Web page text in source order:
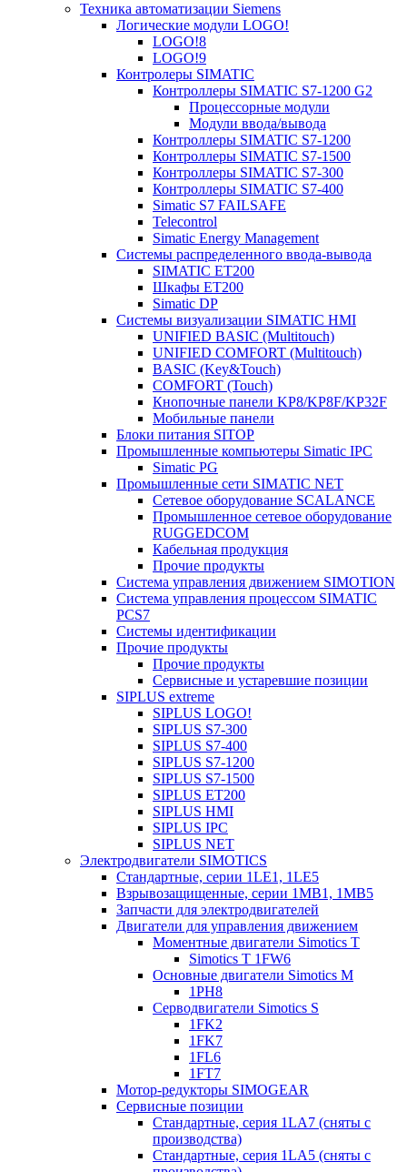
Техника автоматизации Siemens
Логические модули LOGO!
LOGO!8
LOGO!9
Контролеры SIMATIC
Контроллеры SIMATIC S7-1200 G2
Процессорные модули
Модули ввода/вывода
Контроллеры SIMATIC S7-1200
Контроллеры SIMATIC S7-1500
Контроллеры SIMATIC S7-300
Контроллеры SIMATIC S7-400
Simatic S7 FAILSAFE
Telecontrol
Simatic Energy Management
Системы распределенного ввода-вывода
SIMATIC ET200
Шкафы ET200
Simatic DP
Системы визуализации SIMATIC HMI
UNIFIED BASIC (Multitouch)
UNIFIED COMFORT (Multitouch)
BASIC (Key&Touch)
COMFORT (Touch)
Кнопочные панели KP8/KP8F/KP32F
Мобильные панели
Блоки питания SITOP
Промышленные компьютеры Simatic IPC
Simatic PG
Промышленные сети SIMATIC NET
Сетевое оборудование SCALANCE
Промышленное сетевое оборудование
RUGGEDCOM
Кабельная продукция
Прочие продукты
Система управления движением SIMOTION
Система управления процессом SIMATIC
PCS7
Системы идентификации
Прочие продукты
Прочие продукты
Сервисные и устаревшие позиции
SIPLUS extreme
SIPLUS LOGO!
SIPLUS S7-300
SIPLUS S7-400
SIPLUS S7-1200
SIPLUS S7-1500
SIPLUS ET200
SIPLUS HMI
SIPLUS IPC
SIPLUS NET
Электродвигатели SIMOTICS
Стандартные, серии 1LE1, 1LE5
Взрывозащищенные, серии 1MB1, 1MB5
Запчасти для электродвигателей
Двигатели для управления движением
Моментные двигатели Simotics T
Simotics T 1FW6
Основные двигатели Simotics M
1PH8
Серводвигатели Simotics S
1FK2
1FK7
1FL6
1FT7
Мотор-редукторы SIMOGEAR
Сервисные позиции
Стандартные, серия 1LA7 (сняты с
производства)
Стандартные, серия 1LA5 (сняты с